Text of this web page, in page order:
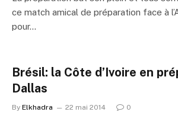
ce match amical de préparation face à
pour…
Brésil: la Côte d’Ivoire en
Dallas
By Elkhadra 22 mai 2014 0